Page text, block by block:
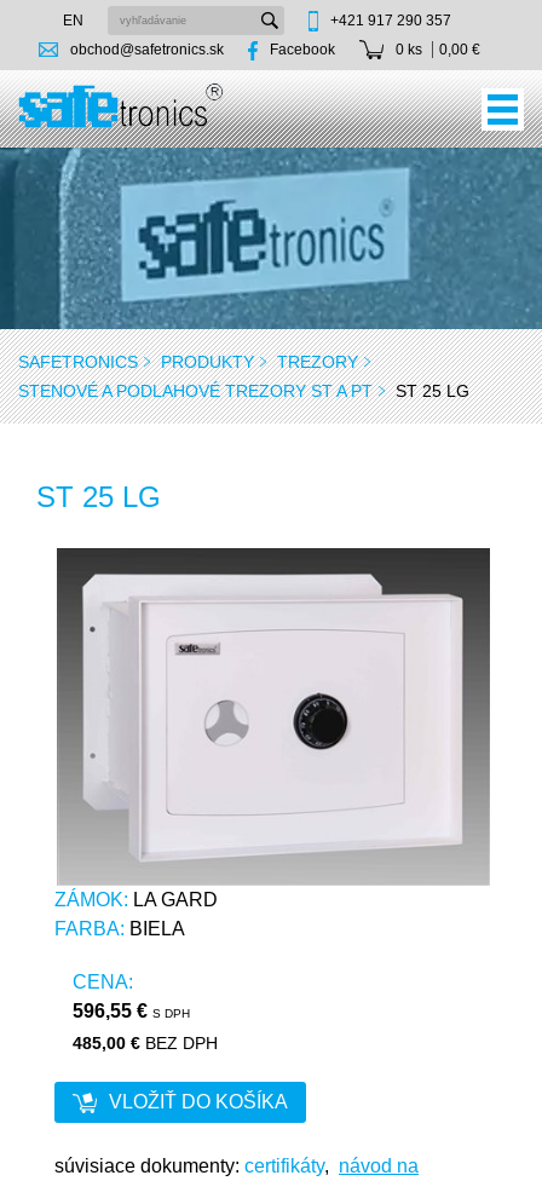
EN
+421 917 290 357
obchod@safetronics.sk
Facebook 0 ks 0,00 €
SAFETRONICS PRODUKTY
TREZORY
STENOVÉ A PODLAHOVÉ TREZORY ST A PT
ST 25 LG
ST 25 LG
ZÁMOK: LA GARD
FARBA: BIELA
CENA:
596,55 € S DPH
485,00 € BEZ DPH
VLOŽIŤ DO KOŠÍKA
súvisiace dokumenty: certifikáty, návod na